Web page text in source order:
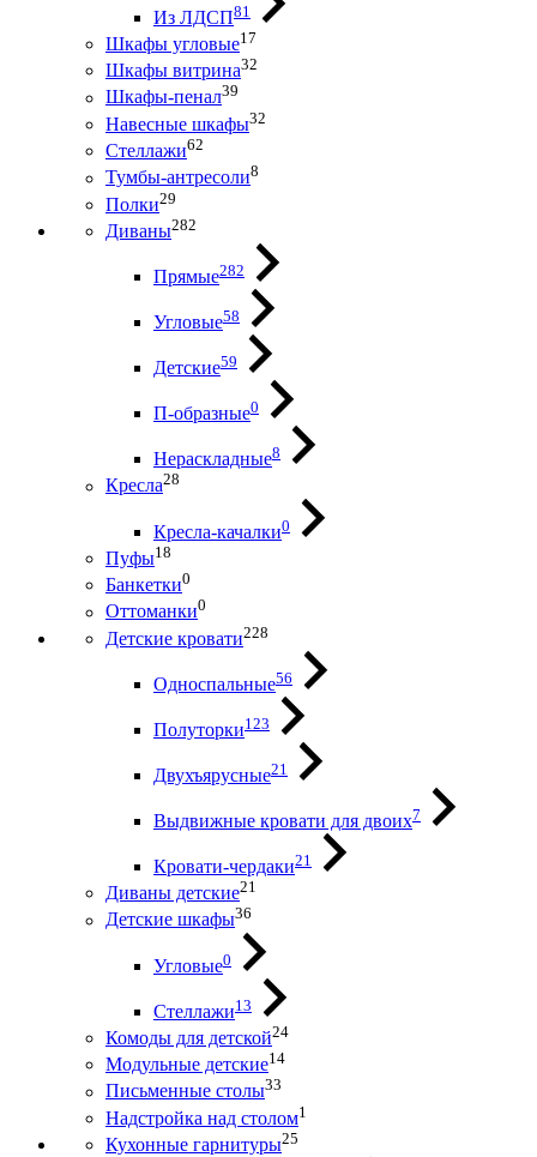
Из ЛДСП81
Шкафы угловые17
Шкафы витрина32
Шкафы-пенал39
Навесные шкафы32
Стеллажи62
Тумбы-антресоли8
Полки29
Диваны282
Прямые282
Угловые58
Детские59
П-образные0
Нераскладные8
Кресла28
Кресла-качалки0
Пуфы18
Банкетки0
Оттоманки0
Детские кровати228
Односпальные56
Полуторки123
Двухъярусные21
Выдвижные кровати для двоих7
Кровати-чердаки21
Диваны детские21
Детские шкафы36
Угловые0
Стеллажи13
Комоды для детской24
Модульные детские14
Письменные столы33
Надстройка над столом1
Кухонные гарнитуры25